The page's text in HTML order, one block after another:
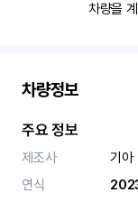
차량을
차량정보
주요 정보
제조사
기아
연식